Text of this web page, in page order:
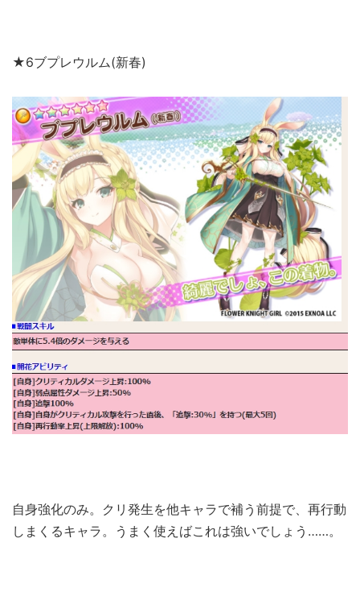
★6ブプレウルム(新春)
自身強化のみ。クリ発生を他キャラで補う前提で、再行動
しまくるキャラ。うまく使えばこれは強いでしょう……。